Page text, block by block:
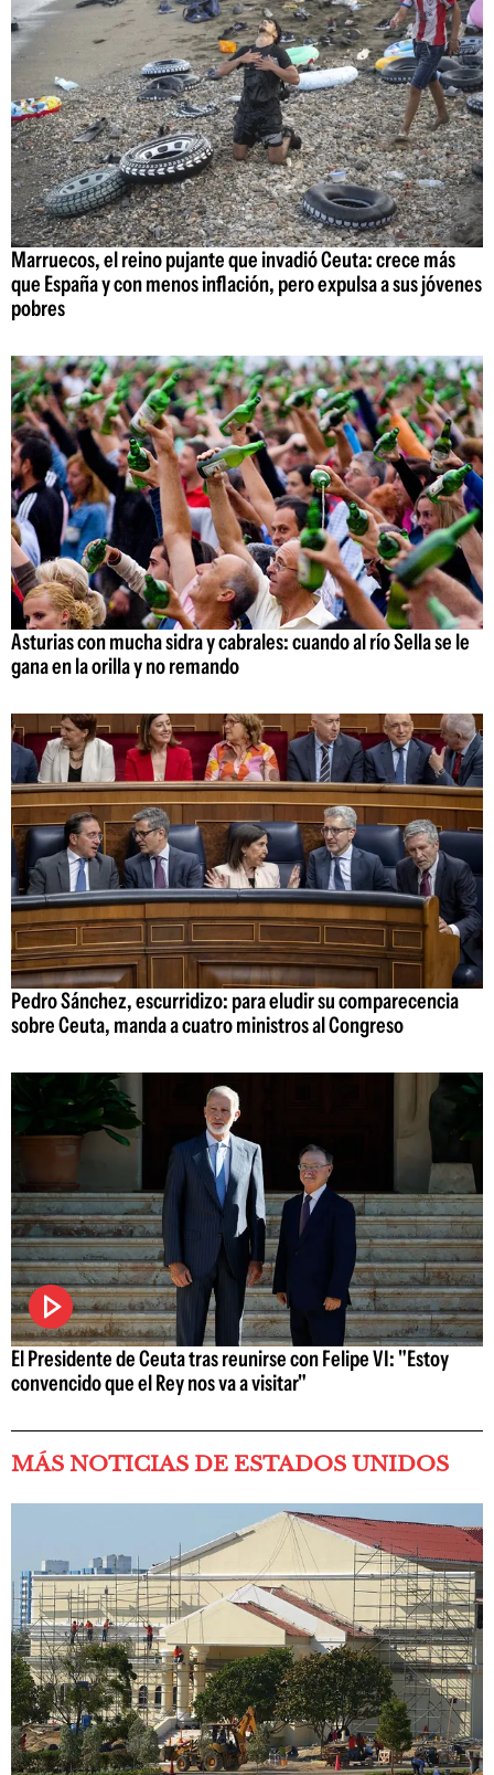
Marruecos, el reino pujante que invadió Ceuta: crece más
que España y con menos inflación, pero expulsa a sus jóvenes
pobres
Asturias con mucha sidra y cabrales: cuando al río Sella se le
gana en la orilla y no remando
Pedro Sánchez, escurridizo: para eludir su comparecencia
sobre Ceuta, manda a cuatro ministros al Congreso
El Presidente de Ceuta tras reunirse con Felipe VI: "Estoy
convencido que el Rey nos va a visitar"
MÁS NOTICIAS DE ESTADOS UNIDOS